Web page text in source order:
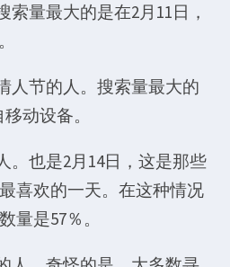
索量最大的是在2月11日，
人节的人。搜索量最大的
动设备。
。也是2月14日，这是那些
喜欢的一天。在这种情况
量是57％。